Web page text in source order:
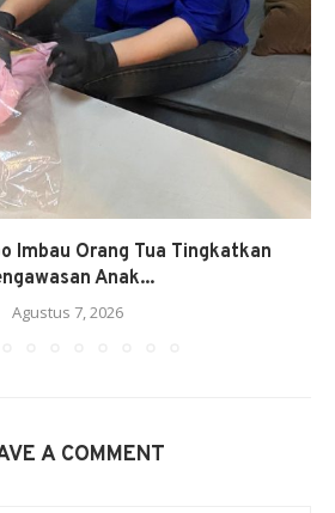
Imbau Orang Tua Tingkatkan
Anak...
Agustus 7, 2026
A COMMENT